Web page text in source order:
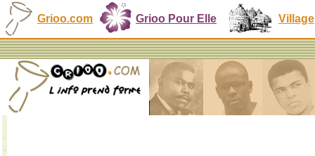
Grioo.com Grioo Pour Elle Village